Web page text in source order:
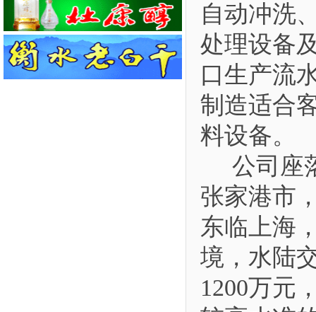
自动冲洗
处理设备
口生产流
制造适合
料设备。
公司座
张家港市
东临上海
境，水陆
1200万元